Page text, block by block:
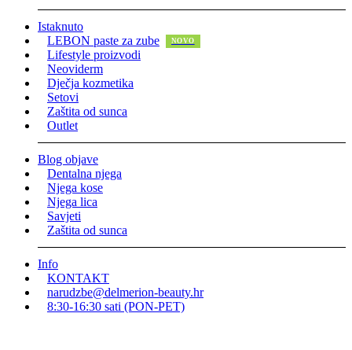
Istaknuto
LEBON paste za zube
Lifestyle proizvodi
Neoviderm
Dječja kozmetika
Setovi
Zaštita od sunca
Outlet
Blog objave
Dentalna njega
Njega kose
Njega lica
Savjeti
Zaštita od sunca
Info
KONTAKT
narudzbe@delmerion-beauty.hr
8:30-16:30 sati (PON-PET)